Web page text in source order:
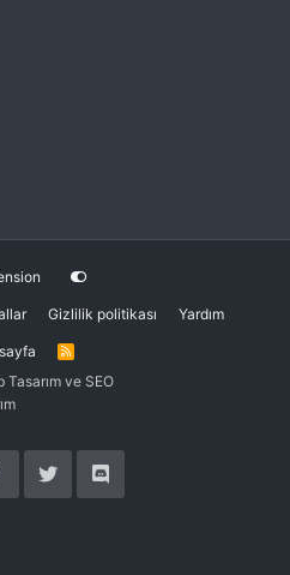
Gizlilik politikası Yardım
R
S
Tasarım ve SEO